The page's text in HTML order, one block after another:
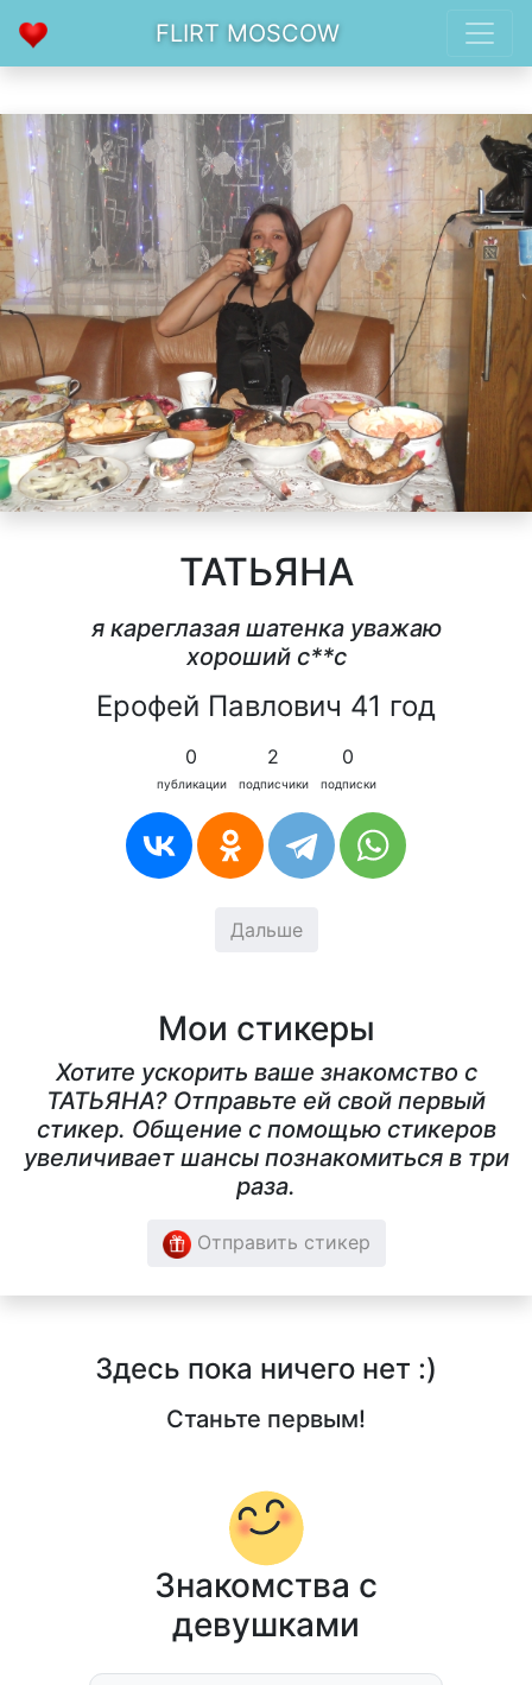
FLIRT MOSCOW
ТАТЬЯНА
я кареглазая шатенка уважаю
хороший c**c
Ерофей Павлович 41 год
0
публикации
2
подписчики
0
подписки
Дальше
Мои стикеры
Хотите ускорить ваше знакомство с
ТАТЬЯНА? Отправьте ей свой первый
стикер. Общение с помощью стикеров
увеличивает шансы познакомиться в три
раза.
Отправить стикер
Здесь пока ничего нет :)
Станьте первым!
Знакомства с
девушками